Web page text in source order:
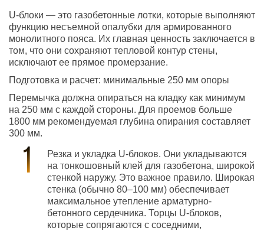
U-блоки — это газобетонные лотки, которые выполняют
функцию несъемной опалубки для армированного
монолитного пояса. Их главная ценность заключается в
том, что они сохраняют тепловой контур стены,
исключают ее прямое промерзание.
Подготовка и расчет: минимальные 250 мм опоры
Перемычка должна опираться на кладку как минимум
на 250 мм с каждой стороны. Для проемов больше
1800 мм рекомендуемая глубина опирания составляет
300 мм.
Резка и укладка U-блоков. Они укладываются
на тонкошовный клей для газобетона, широкой
стенкой наружу. Это важное правило. Широкая
стенка (обычно 80–100 мм) обеспечивает
максимальное утепление арматурно-
бетонного сердечника. Торцы U-блоков,
которые сопрягаются с соседними,